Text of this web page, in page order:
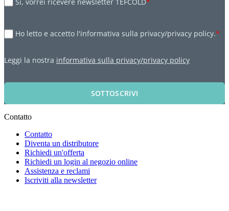
Ho letto e accetto l'informativa sulla privacy/privacy policy.*
Leggi la nostra informativa sulla privacy/privacy policy
SOTTOSCRIVI
Contatto
Contatto
Diventa un distributore
Richiedi un'offerta
Richiedi un login al negozio online
Assistenza e reclami
Iscriviti alla newsletter